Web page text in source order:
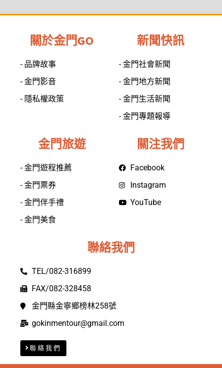
關於金門GO
- 品牌故事
- 金門影音
- 隱私權政策
新聞快訊
- 金門社會新聞
- 金門地方新聞
- 金門生活新聞
- 金門專題報導
金門旅遊
- 金門遊程推薦
- 金門票券
- 金門伴手禮
- 金門美食
關注我們
Facebook
Instagram
YouTube
聯絡我們
TEL/082-316899
FAX/082-328458
金門縣金寧鄉榜林258號
gokinmentour@gmail.com
聯絡我們